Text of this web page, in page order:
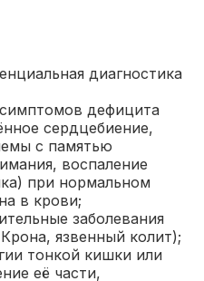
диагностика
дефицита
сердцебиение,
с памятью
воспаление
при нормальном
в крови;
заболевания
язвенный колит);
тонкой кишки или
её части,